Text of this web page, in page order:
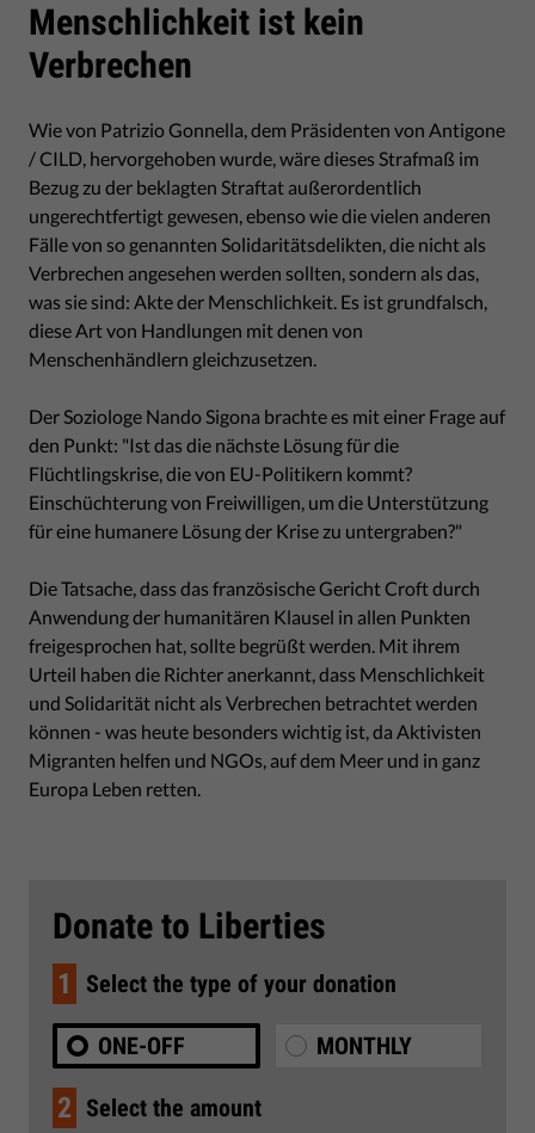
Menschlichkeit ist kein
Verbrechen
Wie von Patrizio Gonnella, dem Präsidenten von Antigone
/ CILD, hervorgehoben wurde, wäre dieses Strafmaß im
Bezug zu der beklagten Straftat außerordentlich
ungerechtfertigt gewesen, ebenso wie die vielen anderen
Fälle von so genannten Solidaritätsdelikten, die nicht als
Verbrechen angesehen werden sollten, sondern als das,
was sie sind: Akte der Menschlichkeit. Es ist grundfalsch,
diese Art von Handlungen mit denen von
Menschenhändlern gleichzusetzen.
Der Soziologe Nando Sigona brachte es mit einer Frage auf
den Punkt: "Ist das die nächste Lösung für die
Flüchtlingskrise, die von EU-Politikern kommt?
Einschüchterung von Freiwilligen, um die Unterstützung
für eine humanere Lösung der Krise zu untergraben?"
Die Tatsache, dass das französische Gericht Croft durch
Anwendung der humanitären Klausel in allen Punkten
freigesprochen hat, sollte begrüßt werden. Mit ihrem
Urteil haben die Richter anerkannt, dass Menschlichkeit
und Solidarität nicht als Verbrechen betrachtet werden
können - was heute besonders wichtig ist, da Aktivisten
Migranten helfen und NGOs, auf dem Meer und in ganz
Europa Leben retten.
Donate to Liberties
1 Select the type of your donation
ONE-OFF MONTHLY
2 Select the amount